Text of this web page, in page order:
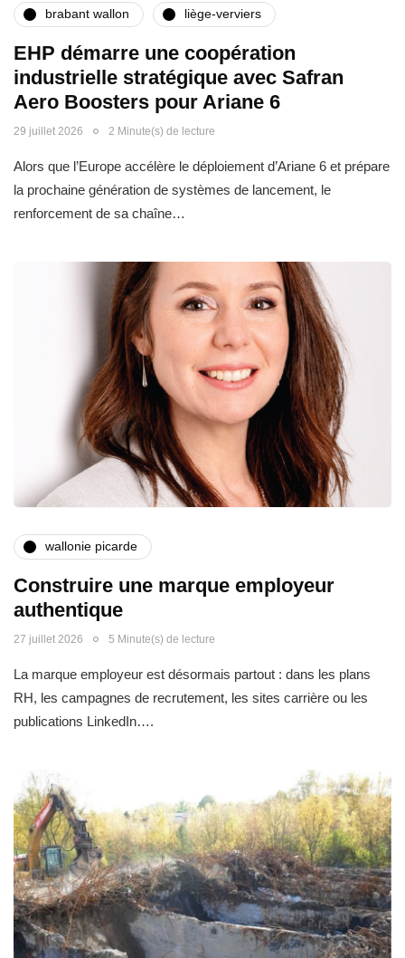
brabant wallon liège-verviers
EHP démarre une coopération
industrielle stratégique avec Safran
Aero Boosters pour Ariane 6
29 juillet 2026 2 Minute(s) de lecture
Alors que l’Europe accélère le déploiement d’Ariane 6 et prépare
la prochaine génération de systèmes de lancement, le
renforcement de sa chaîne…
wallonie picarde
Construire une marque employeur
authentique
27 juillet 2026 5 Minute(s) de lecture
La marque employeur est désormais partout : dans les plans
RH, les campagnes de recrutement, les sites carrière ou les
publications LinkedIn….